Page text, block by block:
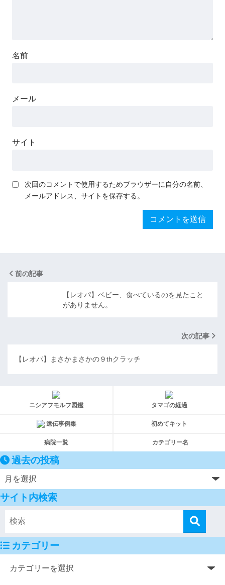
名前
メール
サイト
次回のコメントで使用するためブラウザーに自分の名前、
メールアドレス、サイトを保存する。
前の記事
【レオパ】ベビー、食べているのを見たこと
がありません。
次の記事
【レオパ】まさかまさかの９thクラッチ
ニシアフモルフ図鑑 タマゴの経過
遺伝事例集 初めてキット
病院一覧 カテゴリー名
過去の投稿
サイト内検索
カテゴリー